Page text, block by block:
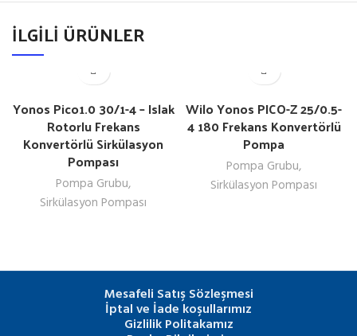
İLGILI ÜRÜNLER
Yonos Pico1.0 30/1-4 – Islak
Rotorlu Frekans
Konvertörlü Sirkülasyon
Pompası
Pompa Grubu,
Sirkülasyon Pompası
Wilo Yonos PICO-Z 25/0.5-
4 180 Frekans Konvertörlü
Pompa
Pompa Grubu,
Sirkülasyon Pompası
Mesafeli Satış Sözleşmesi
İptal ve İade koşullarımız
Gizlilik Politakamız